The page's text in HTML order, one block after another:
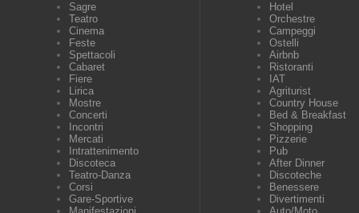
Sagre
Teatro
Cinema
Feste
Spettacoli
Cabaret
Fiere
Lirica
Mostre
Concerti
Incontri
Mercati
Intrattenimento
Discoteca
Teatro-Danza
Corsi
Gare-Sportive
Hotel
Orchestre
Campeggi
Ostelli
Airbnb
Ristoranti
IAT
Agriturist
Country House
Bed & Breakfast
Shopping
Pizzerie
Pub
After Dinner
Discoteche
Benessere
Divertimenti